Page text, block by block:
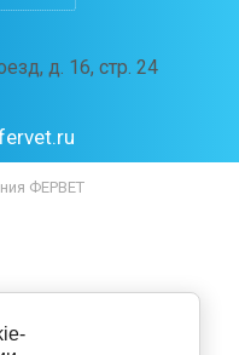
д. 16, стр. 24
ФЕРВЕТ